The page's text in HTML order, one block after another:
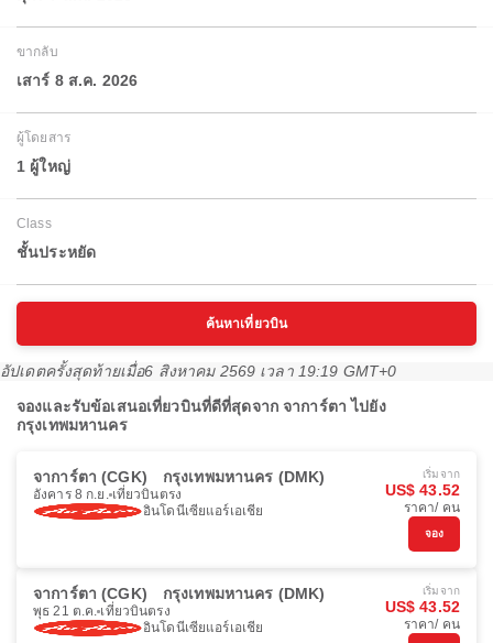
ขากลับ
เสาร์ 8 ส.ค. 2026
ผู้โดยสาร
1 ผู้ใหญ่
Class
ชั้นประหยัด
ค้นหาเที่ยวบิน
อัปเดตครั้งสุดท้ายเมื่อ6 สิงหาคม 2569 เวลา 19:19 GMT+0
จองและรับข้อเสนอเที่ยวบินที่ดีที่สุดจาก จาการ์ตา ไปยัง
กรุงเทพมหานคร
จาการ์ตา (CGK) กรุงเทพมหานคร (DMK)
อังคาร 8 ก.ย. เที่ยวบินตรง
อินโดนีเซียแอร์เอเชีย
เริ่มจาก
US$ 43.52
ราคา/ คน
จอง
จาการ์ตา (CGK) กรุงเทพมหานคร (DMK)
พุธ 21 ต.ค. เที่ยวบินตรง
อินโดนีเซียแอร์เอเชีย
เริ่มจาก
US$ 43.52
ราคา/ คน